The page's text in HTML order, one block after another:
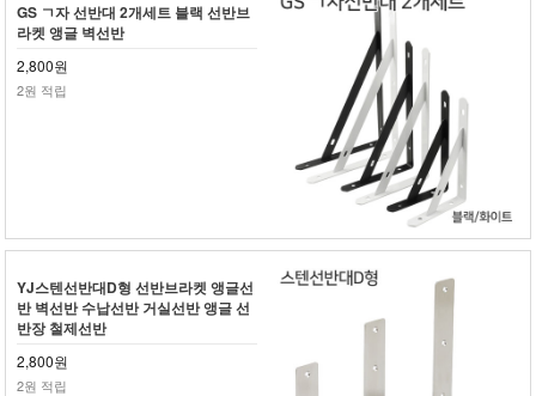
GS ㄱ자 선반대 2개세트 블랙 선반브
라켓 앵글 벽선반
2,800원
2원 적립
YJ스텐선반대D형 선반브라켓 앵글선
반 벽선반 수납선반 거실선반 앵글 선
반장 철제선반
2,800원
2원 적립